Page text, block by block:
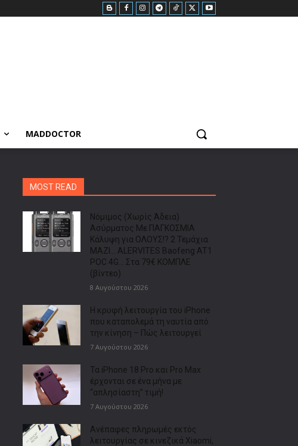
MADDOCTOR
MOST READ
Νόμιμος (Χωρίς Άδεια)
Ασύρματος Με ΠΑΓΚΟΣΜΙΑ
Κάλυψη για ΟΛΟΥΣ!? 2 Τεμάχια
ΜΑΖΙ… ALERVITES Baofeng AT1
POC 4G… Στα 79€ ΚΟΜΠΛΕ
(βίντεο)
8 Αυγούστου 2026
Η κρυφή λειτουργία του iPhone
που καταπολεμά τη ναυτία από
την κίνηση – Πώς λειτουργεί
7 Αυγούστου 2026
Τα iPhone 18 Pro και Pro Max
έρχονται σε ένα μήνα με
“απλησίαστη” τιμή!
7 Αυγούστου 2026
Ανέπαφες πληρωμές εκτός
λειτουργίας σε κινεζικά Xiaomi,